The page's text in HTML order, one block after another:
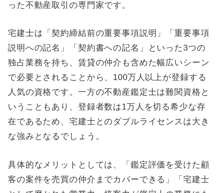
った不動産取引の専門家です。
宅建士は「契約締結前の重要事項説明」「重要事項
説明への記名」「契約書への記名」といった3つの
独占業務を持ち、賃貸の仲介も含めた幅広いシーン
で必要とされることから、100万人以上が登録する
人気の資格です。一方の不動産鑑定士は難関資格と
いうこともあり、登録者数は1万人を切る希少な存
在であるため、宅建士とのダブルライセンスは大き
な強みとなるでしょう。
具体的なメリットとしては、「鑑定評価を受けた顧
客の案件を売買の仲介までカバーできる」「宅建士